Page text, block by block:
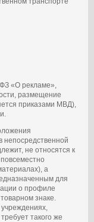
«О рекламе»,
размещение
приказами МВД),
непосредственной
не относятся к
а
для
о профиле
знаке.
такого же